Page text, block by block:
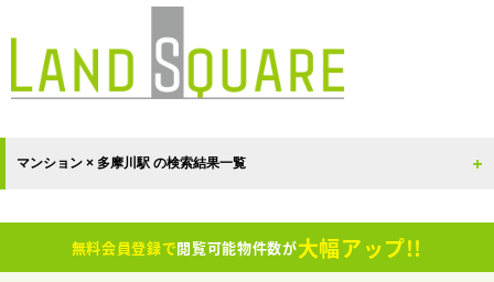
マンション × 多摩川駅 の検索結果一覧
無料会員登録で閲覧可能物件数が大幅アップ!!